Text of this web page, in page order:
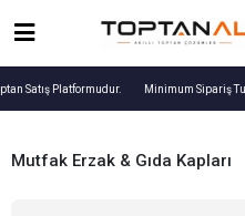
Satış Platformudur. Minimum Sipariş
Mutfak Erzak & Gıda Kapları